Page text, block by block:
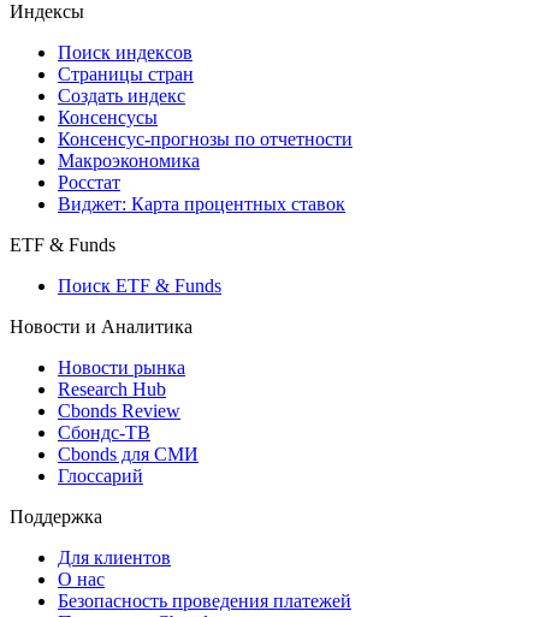
Кредиты
Поиск кредитов
Индексы
Поиск индексов
Страницы стран
Создать индекс
Консенсусы
Консенсус-прогнозы по отчетности
Макроэкономика
Виджет: Карта процентных ставок
ETF & Funds
Поиск ETF & Funds
Новости и Аналитика
Новости рынка
Research Hub
Cbonds Review
Сбондс-ТВ
Глоссарий
Поддержка